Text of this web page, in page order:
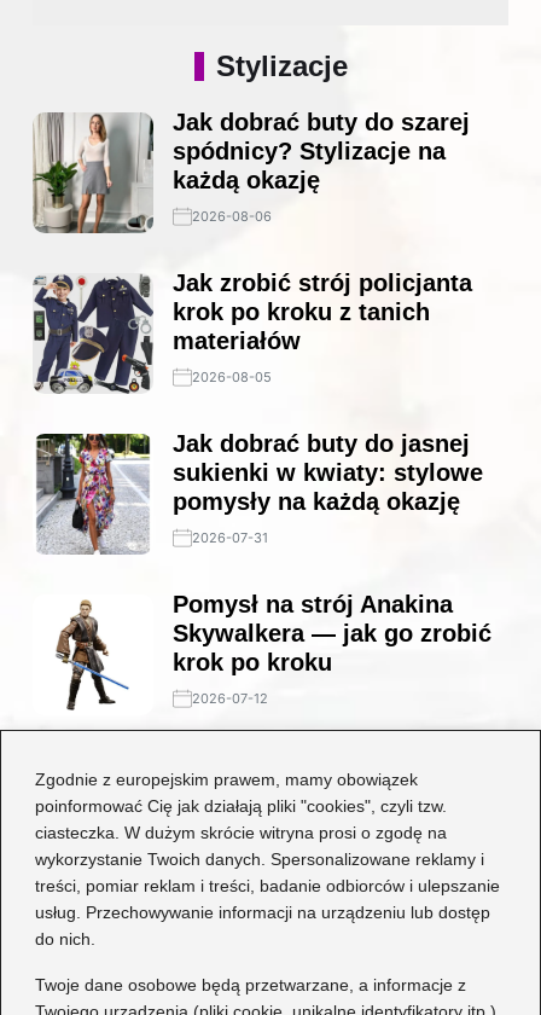
Zgodnie z europejskim prawem, mamy obowiązek
poinformować Cię jak działają pliki "cookies", czyli tzw.
ciasteczka. W dużym skrócie witryna prosi o zgodę na
wykorzystanie Twoich danych. Spersonalizowane reklamy i
treści, pomiar reklam i treści, badanie odbiorców i ulepszanie
usług. Przechowywanie informacji na urządzeniu lub dostęp
do nich.
Twoje dane osobowe będą przetwarzane, a informacje z
Twojego urządzenia (pliki cookie, unikalne identyfikatory itp.)
Stylizacje
Jak dobrać buty do szarej
spódnicy? Stylizacje na
każdą okazję
2026-08-06
Jak zrobić strój policjanta
krok po kroku z tanich
materiałów
2026-08-05
Jak dobrać buty do jasnej
sukienki w kwiaty: stylowe
pomysły na każdą okazję
2026-07-31
Pomysł na strój Anakina
Skywalkera — jak go zrobić
krok po kroku
2026-07-12
buty będą idealne do czarnej
koronkowej sukienki?
2026-06-29
Kategorie
Dziecko(17)